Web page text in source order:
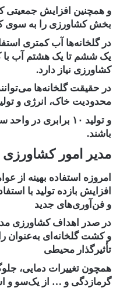
و همچنین افزایش جمعیتی
بخش کشاورزی را به سوی
در گلخانه‌ها آب کمتری
یک ششم تا یک هشتم آب با
کشاورزی نیاز دارد.
در حقیقت گلخانه‌ها
محدودیت خاک، انرژی و
و تولید ۱۰ برابری
باشند.
مدیر امور
امروزه استفاده بهینه از
افزایش بازده تولید با
و فن‌آوری‌های جدید
در صدر اهداف کشاورزی
و کشت گلخانه‌ای به‌عنوان
تأثیرگذار محیطی
همچون تغییرات دمایی،
گرمازدگی و … از یک‌سو و